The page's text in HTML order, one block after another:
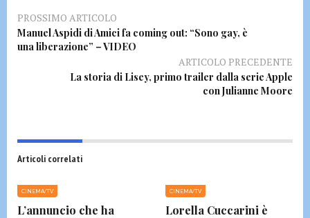
PROSSIMO ARTICOLO
Manuel Aspidi di Amici fa coming out: “Sono gay, è
una liberazione” – VIDEO
ARTICOLO PRECEDENTE
La storia di Lisey, primo trailer dalla serie Apple
con Julianne Moore
Articoli correlati
CINEMA/TV
L’annuncio che ha
CINEMA/TV
Lorella Cuccarini è